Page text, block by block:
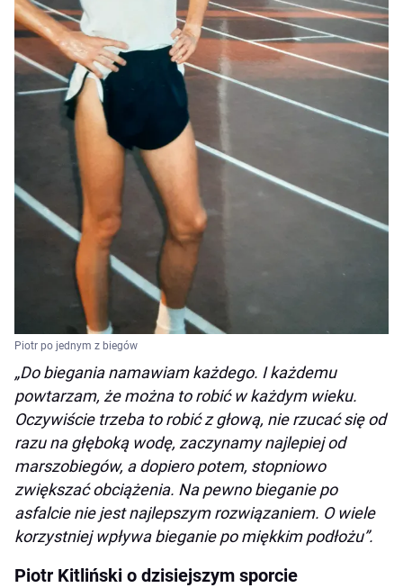
Piotr po jednym z biegów
„Do biegania namawiam każdego. I każdemu
powtarzam, że można to robić w każdym wieku.
Oczywiście trzeba to robić z głową, nie rzucać się od
razu na głęboką wodę, zaczynamy najlepiej od
marszobiegów, a dopiero potem, stopniowo
zwiększać obciążenia. Na pewno bieganie po
asfalcie nie jest najlepszym rozwiązaniem. O wiele
korzystniej wpływa bieganie po miękkim podłożu”.
Piotr Kitliński o dzisiejszym sporcie